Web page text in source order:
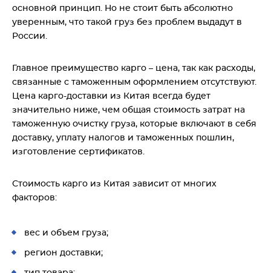
основной принцип. Но не стоит быть абсолютно
уверенным, что такой груз без проблем выдадут в
России.
Главное преимущество карго – цена, так как расходы,
связанные с таможенным оформлением отсутствуют.
Цена карго-доставки из Китая всегда будет
значительно ниже, чем общая стоимость затрат на
таможенную очистку груза, которые включают в себя
доставку, уплату налогов и таможенных пошлин,
изготовление сертификатов.
Стоимость карго из Китая зависит от многих
факторов:
вес и объем груза;
регион доставки;